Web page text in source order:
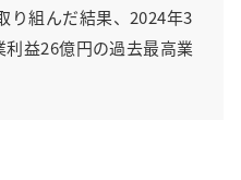
り組んだ結果、2024年3
益26億円の過去最高業